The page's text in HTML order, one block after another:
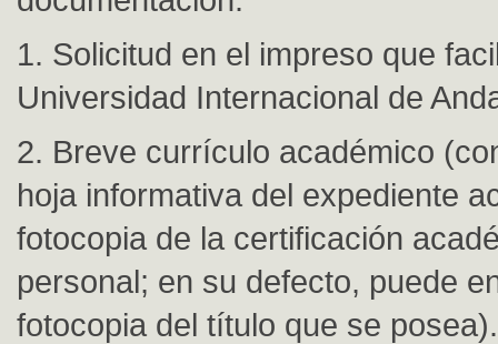
1. Solicitud en el impreso que
Universidad Internacional de
2. Breve currículo académico
hoja informativa del expediente
fotocopia de la certificación
personal; en su defecto, puede
fotocopia del título que se posea).